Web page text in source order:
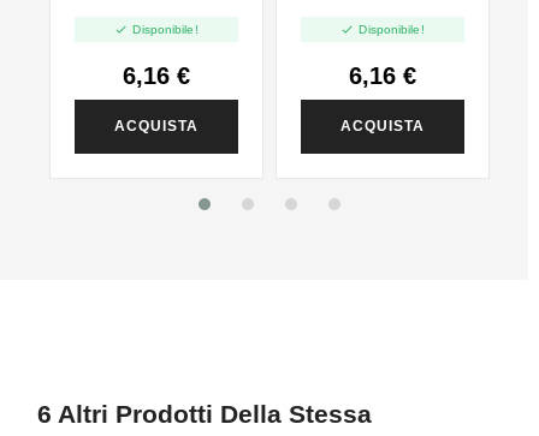
 Disponibile!
6,16 €
ACQUISTA
 Disponibile!
6,16 €
ACQUISTA
6 Altri Prodotti Della Stessa